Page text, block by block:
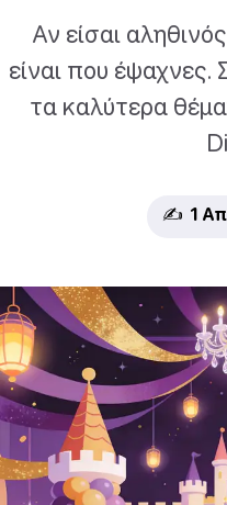
Αν είσαι
είναι που έψαχνες.
τα καλύτερα
✍️ 1